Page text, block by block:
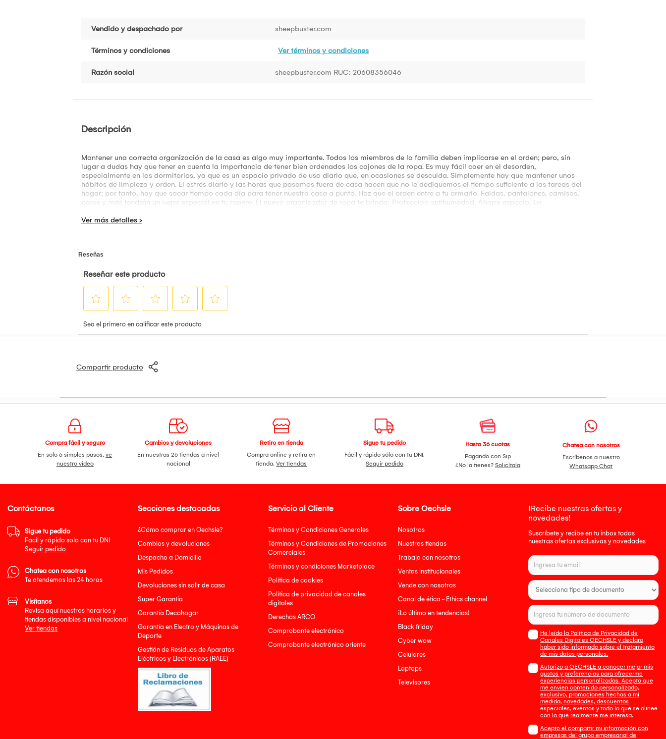
Vendido y despachado por sheepbuster.com
Términos y condiciones Ver términos y condiciones
Razón social sheepbuster.com RUC: 20608356046
Descripción
Mantener una correcta organización de la casa es algo muy importante. Todos los miembros de la familia deben implicarse en el orden; pero, sin
lugar a dudas hay que tener en cuenta la importancia de tener bien ordenados los cajones de la ropa. Es muy fácil caer en el desorden,
especialmente en los dormitorios, ya que es un espacio privado de uso diario que, en ocasiones se descuida. Simplemente hay que mantener unos
hábitos de limpieza y orden. El estrés diario y las horas que pasamos fuera de casa hacen que no le dediquemos el tiempo suficiente a las tareas del
hogar; por tanto, hay que sacar tiempo cada día para tener nuestra casa a punto. Haz que el orden entre a tu armario. Faldas, pantalones, camisas,
polos y más tendrán un lugar especial en tu ropero. El nuevo organizador de ropa te brinda: Protección antihumedad, Ahorre espacio, La
Compartir producto
Compra fácil y seguro
En solo 6 simples pasos,ve
nuestro video
Cambios y devoluciones
En nuestras 26 tiendas a nivel
nacional
Retiro en tienda
Compra online y retira en
tienda.Ver tiendas
Sigue tu pedido
Fácil y rápido sólo con tu DNI.
Seguir pedido
Hasta 36 cuotas
Pagando con Sip
¿No la tienes? Solicítala
Chatea con nosotros
Escríbenos a nuestro
Whatsapp Chat
Secciones destacadas
¿Cómo comprar en Oechsle?
Cambios y devoluciones
Despacho a Domicilio
Mis Pedidos
Devoluciones sin salir de casa
Super Garantía
Garantía Decohogar
Garantía en Electro y Máquinas de
Deporte
Gestión de Residuos de Aparatos
Eléctricos y Electrónicos (RAEE)
Servicio al Cliente
Términos y Condiciones Generales
Términos y Condiciones de Promociones
Comerciales
Términos y condiciones Marketplace
Política de cookies
Política de privacidad de canales
digitales
Derechos ARCO
Comprobante electrónico
Comprobante electrónico oriente
Sobre Oechsle
Nosotros
Nuestras tiendas
Trabaja con nosotros
Ventas institucionales
Vende con nosotros
Canal de ética - Ethics channel
¡Lo último en tendencias!
Black friday
Cyber wow
Celulares
Laptops
Televisores
¡Recibe nuestras ofertas y
novedades!
Suscríbete y recibe en tu inbox todas
nuestras ofertas exclusivas y novedades
He leído la Política de Privacidad de
Canales Digitales OECHSLE y declaro
haber sido informado sobre el tratamiento
de mis datos personales.
Autorizo a OECHSLE a conocer mejor mis
gustos y preferencias para ofrecerme
experiencias personalizadas. Acepto que
me envien contenido personalizado,
exclusivo, promociones hechas a mi
medida, novedades, descuentos
especiales, eventos y todo lo que se alinee
con lo que realmente me interesa.
Acepto el compartir mi información con
empresas del grupo empresarial de
Contáctanos
Sigue tu pedido
Facil y rápido solo con tu DNI
Seguir pedido
Chatea con nosotros
Te atendemos las 24 horas
Visítanos
Revisa aquí nuestros horarios y
tiendas disponibles a nivel nacional
Ver tiendas